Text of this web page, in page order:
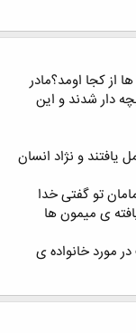
از کجا اومد؟مادر
دار شدند و این
و نژاد انسان
تو گفتی خدا
ی میمون ها
مورد خانواده ی